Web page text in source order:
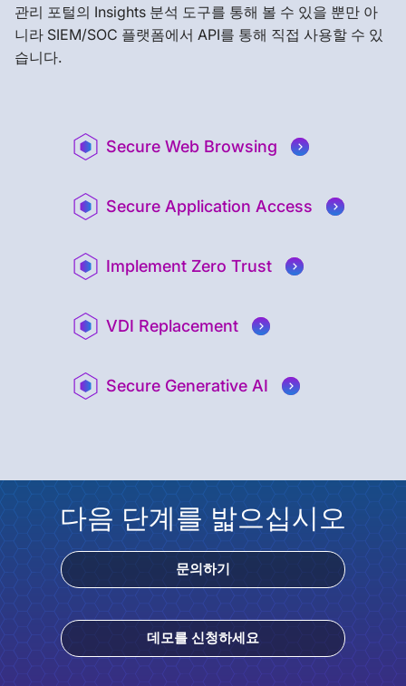
관리 포털의 Insights 분석 도구를 통해 볼 수 있을 뿐만 아
니라 SIEM/SOC 플랫폼에서 API를 통해 직접 사용할 수 있
습니다.
Secure Web Browsing
Secure Application Access
Implement Zero Trust
VDI Replacement
Secure Generative AI
다음 단계를 밟으십시오
문의하기
데모를 신청하세요